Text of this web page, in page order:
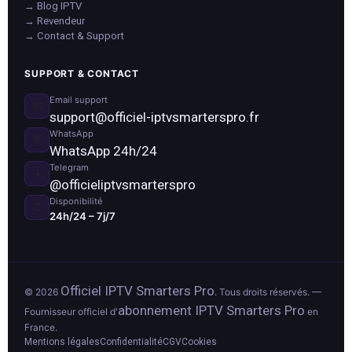
→ Blog IPTV
→ Revendeur
→ Contact & Support
SUPPORT & CONTACT
Email support
support@officiel-iptvsmarterspro.fr
WhatsApp
WhatsApp 24h/24
Telegram
@officieliptvsmarterspro
Disponibilité
24h/24 – 7j/7
© 2026 Officiel IPTV Smarters Pro. Tous droits réservés. —
Fournisseur officiel d'abonnement IPTV Smarters Pro en
France.
Mentions légalesConfidentialitéCGVCookies